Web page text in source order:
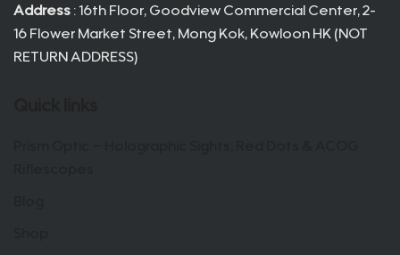
Address : 16th Floor, Goodview Commercial Center, 2-
16 Flower Market Street, Mong Kok, Kowloon HK (NOT
RETURN ADDRESS)